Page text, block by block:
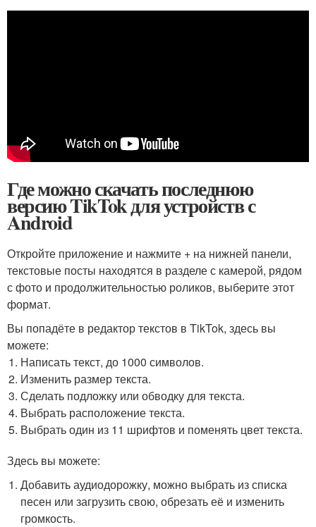
Где можно скачать последнюю
версию TikTok для устройств с
Android
Откройте приложение и нажмите + на нижней панели,
текстовые посты находятся в разделе с камерой, рядом
с фото и продолжительностью роликов, выберите этот
формат.
Вы попадёте в редактор текстов в TikTok, здесь вы
можете:
Написать текст, до 1000 символов.
Изменить размер текста.
Сделать подложку или обводку для текста.
Выбрать расположение текста.
Выбрать один из 11 шрифтов и поменять цвет текста.
Здесь вы можете:
Добавить аудиодорожку, можно выбрать из списка
песен или загрузить свою, обрезать её и изменить
громкость.